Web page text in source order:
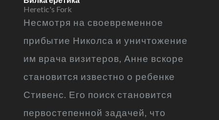
Heretic's Fork
Несмотря на своевременное
прибытие Николса и уничтожение
им врача визитеров, Анне вскоре
становится известно о ребенке
Стивенс. Его поиск становится
первостепенной задачей, что